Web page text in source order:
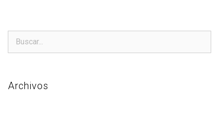
Archivos